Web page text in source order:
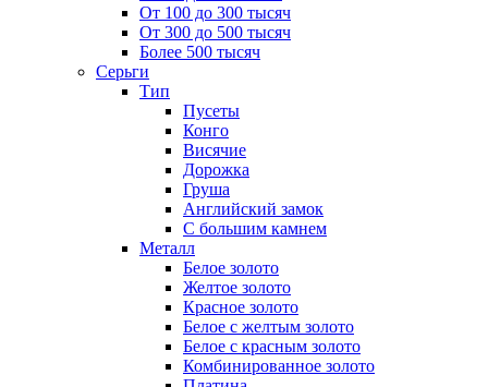
От 100 до 300 тысяч
От 300 до 500 тысяч
Более 500 тысяч
Серьги
Тип
Пусеты
Конго
Висячие
Дорожка
Груша
Английский замок
С большим камнем
Металл
Белое золото
Желтое золото
Красное золото
Белое с желтым золото
Белое с красным золото
Комбинированное золото